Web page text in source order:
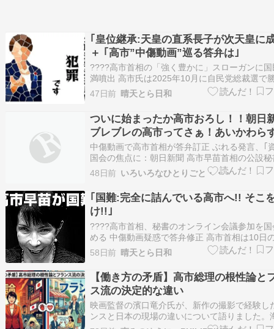
｢皇位継承:天皇の直系長子が次天皇に
＋ ｢高市”中傷動画”巡る答弁は｣
????高市首相の「強く豊かに」スローガンに
満噴出 高市氏は2025年10月に自民党総裁選で
し、日本初の女性首相に就任。公明党との連立
後、日本維新の会と組み、2026年2月の衆院選
勝利した。就任時の支持率は65%以上だったが
の調査で54.3%に低下し…
47日前 晴天とら日和
ついに始まったか高市おろし！！朝日
ブレブレの高市ってさぁ！あいかわら
やねん！
中傷動画で高市首相が答弁訂正 ぶれる発言、｢
国会の焦点に：朝日新聞 高市早苗首相の公設
民党総裁選などで他候補を中傷する動画のSNS
関わったとの報道をめぐり、首相が国会答弁を
る事態に陥っている。発言のぶれが目立ち、真
のための秘書の国会招致の要…w…
48日前 いろいろなひとりごと・・・
｢国難:完全に詰んでいる高市へ!! そこ
け!!｣
????高市首相、秘書のオンライン会議参加を
める 中傷動画疑惑で答弁修正 高市首相は10日
法務委員会で、 昨年自民党総裁選と今年の衆
対立候補中傷動画疑惑に関し、 秘書が動画作
オンライン会議に参加していたことを認めまし
前の「面識はない」という…
58日前 晴天とら日和
【働き方の矛盾】高市総理の根性論と
ス流の決定的な違い
映画監督の濱口竜介氏が、新作の撮影で経験し
ンスと日本の現場の違いについて語りました。